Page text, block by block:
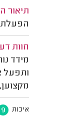
תיאור
הפעלת
חוות
מידד
ותפעל
איכות 9